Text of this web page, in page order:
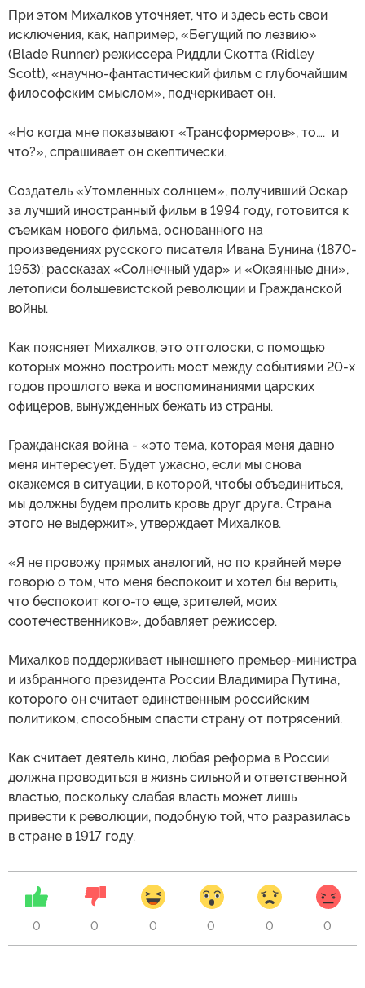
При этом Михалков уточняет, что и здесь есть свои
исключения, как, например, «Бегущий по лезвию»
(Blade Runner) режиссера Риддли Скотта (Ridley
Scott), «научно-фантастический фильм с глубочайшим
философским смыслом», подчеркивает он.
«Но когда мне показывают «Трансформеров», то…. и
что?», спрашивает он скептически.
Создатель «Утомленных солнцем», получивший Оскар
за лучший иностранный фильм в 1994 году, готовится к
съемкам нового фильма, основанного на
произведениях русского писателя Ивана Бунина (1870-
1953): рассказах «Солнечный удар» и «Окаянные дни»,
летописи большевистской революции и Гражданской
войны.
Как поясняет Михалков, это отголоски, с помощью
которых можно построить мост между событиями 20-х
годов прошлого века и воспоминаниями царских
офицеров, вынужденных бежать из страны.
Гражданская война - «это тема, которая меня давно
меня интересует. Будет ужасно, если мы снова
окажемся в ситуации, в которой, чтобы объединиться,
мы должны будем пролить кровь друг друга. Страна
этого не выдержит», утверждает Михалков.
«Я не провожу прямых аналогий, но по крайней мере
говорю о том, что меня беспокоит и хотел бы верить,
что беспокоит кого-то еще, зрителей, моих
соотечественников», добавляет режиссер.
Михалков поддерживает нынешнего премьер-министра
и избранного президента России Владимира Путина,
которого он считает единственным российским
политиком, способным спасти страну от потрясений.
Как считает деятель кино, любая реформа в России
должна проводиться в жизнь сильной и ответственной
властью, поскольку слабая власть может лишь
привести к революции, подобную той, что разразилась
в стране в 1917 году.
0 0 0 0 0 0